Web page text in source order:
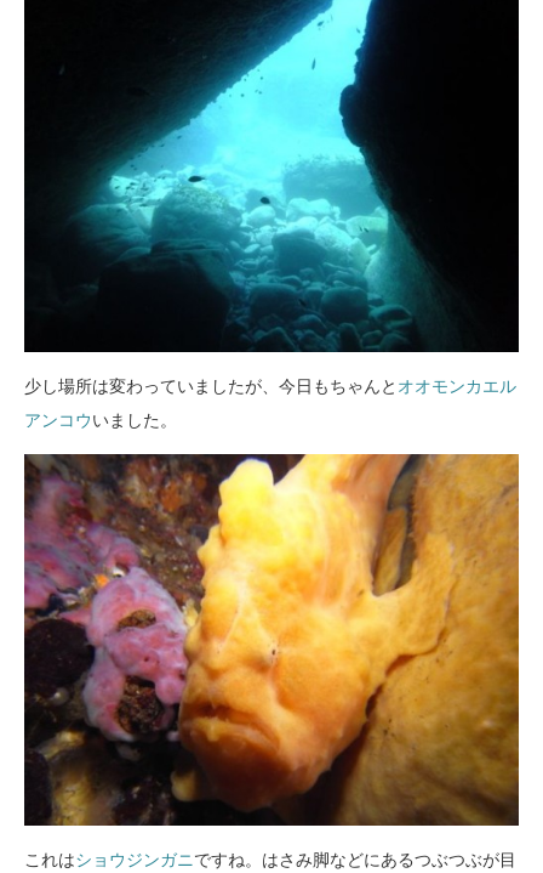
少し場所は変わっていましたが、今日もちゃんと オオモンカエル
アンコウいました。
これはショウジンガニですね。はさみ脚などにあるつぶつぶが目